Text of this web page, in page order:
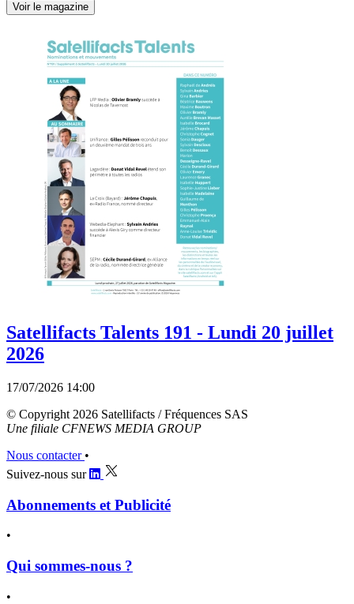
Voir le magazine
Satellifacts Talents 191 - Lundi 20 juillet
2026
17/07/2026 14:00
© Copyright 2026 Satellifacts / Fréquences SAS
Une filiale CFNEWS MEDIA GROUP
Nous contacter •
Suivez-nous sur
Abonnements et Publicité
•
Qui sommes-nous ?
•